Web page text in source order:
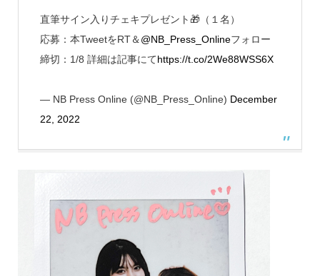
直筆サイン入りチェキプレゼント🎁（１名）
応募：本TweetをRT＆@NB_Press_Onlineフォロー
締切：1/8 詳細は記事にてhttps://t.co/2We88WSS6X
— NB Press Online (@NB_Press_Online) December
22, 2022